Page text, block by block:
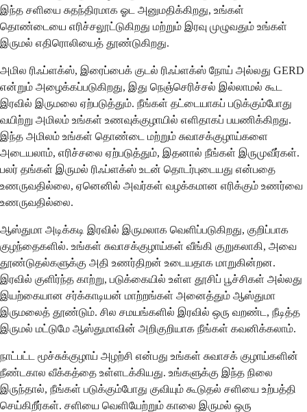
இந்த சளியை சுதந்திரமாக ஓட அனுமதிக்கிறது, உங்கள்
தொண்டையை எரிச்சலூட்டுகிறது மற்றும் இரவு முழுவதும் உங்கள்
இருமல் எதிரொலியைத் தூண்டுகிறது.
அமில ரிஃப்ளக்ஸ், இரைப்பைக் குடல் ரிஃப்ளக்ஸ் நோய் அல்லது GERD
என்றும் அழைக்கப்படுகிறது, இது நெஞ்செரிச்சல் இல்லாமல் கூட
இரவில் இருமலை ஏற்படுத்தும். நீங்கள் தட்டையாகப் படுக்கும்போது
வயிற்று அமிலம் உங்கள் உணவுக்குழாயில் எளிதாகப் பயணிக்கிறது.
இந்த அமிலம் உங்கள் தொண்டை மற்றும் சுவாசக்குழாய்களை
அடையலாம், எரிச்சலை ஏற்படுத்தும், இதனால் நீங்கள் இருமுவீர்கள்.
பலர் தங்கள் இருமல் ரிஃப்ளக்ஸ் உடன் தொடர்புடையது என்பதை
உணருவதில்லை, ஏனெனில் அவர்கள் வழக்கமான எரிக்கும் உணர்வை
உணருவதில்லை.
ஆஸ்துமா அடிக்கடி இரவில் இருமலாக வெளிப்படுகிறது, குறிப்பாக
குழந்தைகளில். உங்கள் சுவாசக்குழாய்கள் வீங்கி குறுகலாகி, அவை
தூண்டுதல்களுக்கு அதி உணர்திறன் உடையதாக மாறுகின்றன.
இரவில் குளிர்ந்த காற்று, படுக்கையில் உள்ள தூசிப் பூச்சிகள் அல்லது
இயற்கையான சர்க்காடியன் மாற்றங்கள் அனைத்தும் ஆஸ்துமா
இருமலைத் தூண்டும். சில சமயங்களில் இரவில் ஒரு வறண்ட, நீடித்த
இருமல் மட்டுமே ஆஸ்துமாவின் அறிகுறியாக நீங்கள் கவனிக்கலாம்.
நாட்பட்ட மூச்சுக்குழாய் அழற்சி என்பது உங்கள் சுவாசக் குழாய்களின்
நீண்டகால வீக்கத்தை உள்ளடக்கியது. உங்களுக்கு இந்த நிலை
இருந்தால், நீங்கள் படுக்கும்போது குவியும் கூடுதல் சளியை உற்பத்தி
செய்கிறீர்கள். சளியை வெளியேற்றும் காலை இருமல் ஒரு